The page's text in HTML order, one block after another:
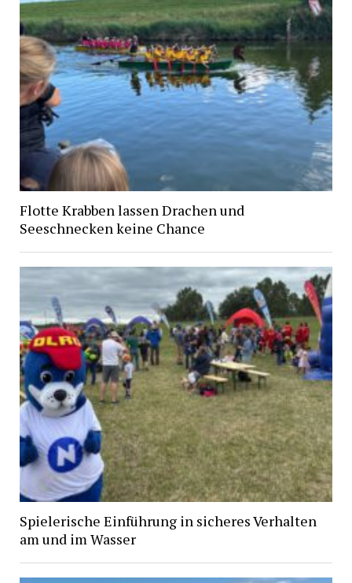
Flotte Krabben lassen Drachen und
Seeschnecken keine Chance
Spielerische Einführung in sicheres Verhalten
am und im Wasser